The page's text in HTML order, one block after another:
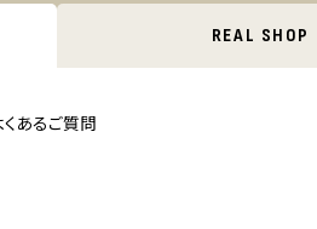
REAL SHOP
くあるご質問